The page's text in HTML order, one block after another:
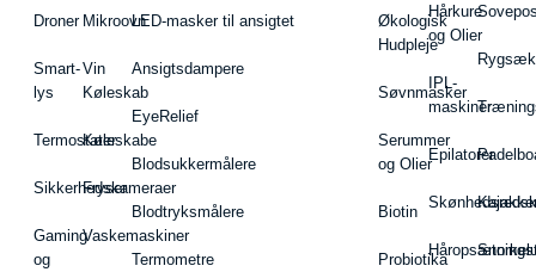
Droner
Smart-
lys
Termostater
Sikkerhedskameraer
Gaming
og
Mikroovn
Vin
Køleskab
Køleskabe
Fryser
Vaskemaskiner
LED-masker til ansigtet
Ansigtsdampere
EyeRelief
Blodsukkermålere
Blodtryksmålere
Termometre
Økologisk
Hudpleje
Søvnmasker
Serummer
og Olier
Biotin
Probiotika
Hårkure
og Olier
IPL-
maskiner
Epilatorer